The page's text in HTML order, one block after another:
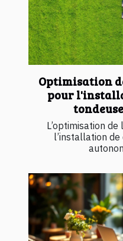
Optimisation
pour
L’optimisation
l’installation